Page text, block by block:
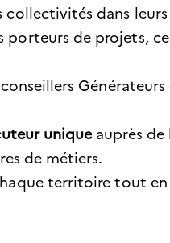
collectivités dans
porteurs de projets,
uniqueauprès de
de métiers.
territoire tout